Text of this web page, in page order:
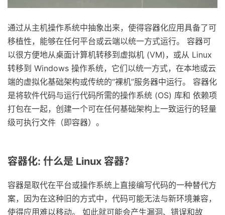
通过从主机操作系统中抽象出来，使得容器化应用具备了可
移植性，能够在任何平台或云端以统一方式运行。 容器可
以很方便地从桌面计算机转移到虚拟机 (VM)，或从 Linux
转移到 Windows 操作系统，它们以统一方式，在本地或云
端的虚拟化基础架构或传统的“裸机”服务器中运行。 容器化
是将软件代码与运行代码所需的操作系统 (OS) 库和 依赖项
打包在一起，创建一个可在任何基础架构上一致运行的轻量
级可执行文件（即容器）。
容器化: 什么是 Linux 容器？
容器是取代在平台或操作系统上直接编写代码的一种替代方
案，因为在这种旧的方式中，代码可能无法与新环境兼容，
使得应用难以移动。 如此就可能会产生漏洞、错误和故